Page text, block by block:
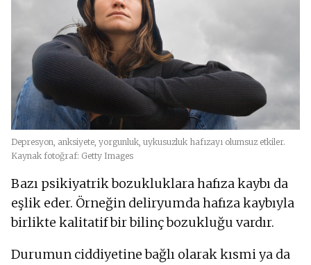
Depresyon, anksiyete, yorgunluk, uykusuzluk hafızayı olumsuz etkiler.
Kaynak fotoğraf: Getty Images
Bazı psikiyatrik bozukluklara hafıza kaybı da
eşlik eder. Örneğin deliryumda hafıza kaybıyla
birlikte kalitatif bir bilinç bozukluğu vardır.
Durumun ciddiyetine bağlı olarak kısmi ya da